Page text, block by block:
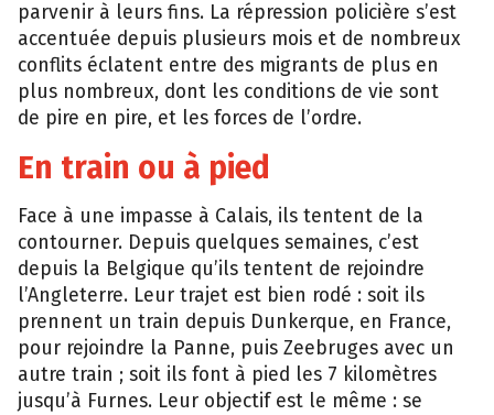
parvenir à leurs fins. La répression policière s’est
accentuée depuis plusieurs mois et de nombreux
conflits éclatent entre des migrants de plus en
plus nombreux, dont les conditions de vie sont
de pire en pire, et les forces de l’ordre.
En train ou à pied
Face à une impasse à Calais, ils tentent de la
contourner. Depuis quelques semaines, c’est
depuis la Belgique qu’ils tentent de rejoindre
l’Angleterre. Leur trajet est bien rodé : soit ils
prennent un train depuis Dunkerque, en France,
pour rejoindre la Panne, puis Zeebruges avec un
autre train ; soit ils font à pied les 7 kilomètres
jusqu’à Furnes. Leur objectif est le même : se